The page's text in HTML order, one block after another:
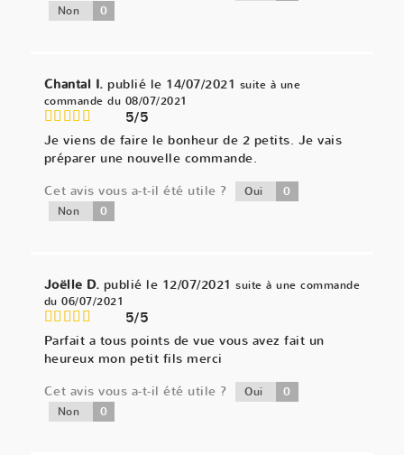
Non 0
Chantal I.publié le 14/07/2021 suite à une
commande du 08/07/2021
5/5
Je viens de faire le bonheur de 2 petits. Je vais
préparer une nouvelle commande.
Cet avis vous a-t-il été utile ?
Oui 0
Non 0
Joëlle D. publié le 12/07/2021 suite à une commande
du 06/07/2021
5/5
Parfait a tous points de vue vous avez fait un
heureux mon petit fils merci
Cet avis vous a-t-il été utile ?
Oui 0
Non 0